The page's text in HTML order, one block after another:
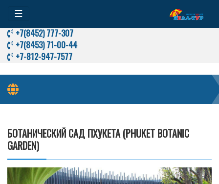
☰
+7(8452) 777-307
+7(8453) 71-00-44
+7-812-947-7577
БОТАНИЧЕСКИЙ САД ПХУКЕТА (PHUKET BOTANIC
GARDEN)